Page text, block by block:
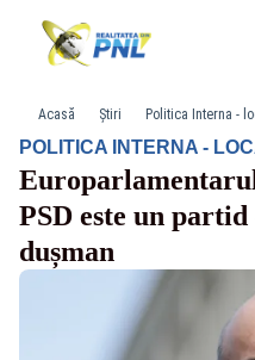
Acasă Știri Politica Interna -
POLITICA INTERNA -
PSD este un
dușman